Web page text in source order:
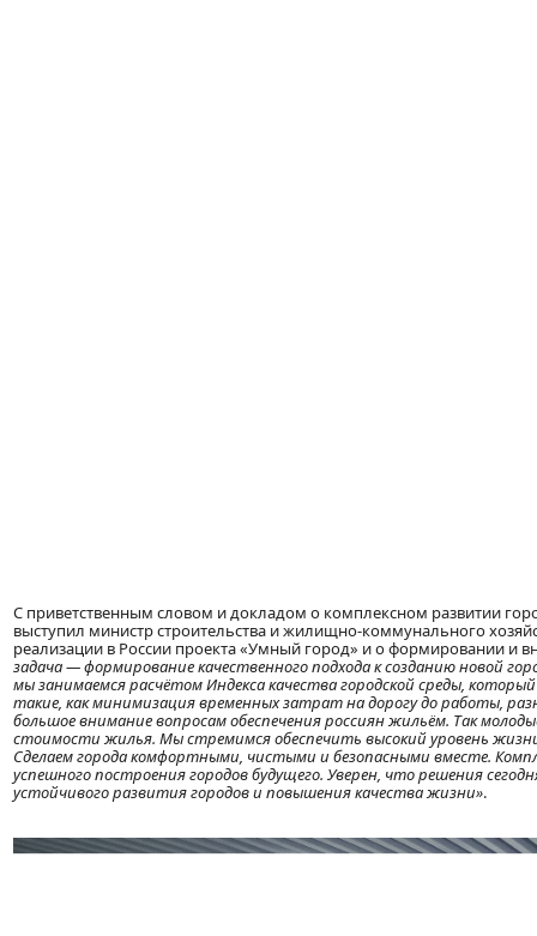
С приветственным словом и докладом о комплексном развитии
выступил министр строительства и жилищно-коммунального
реализации в России проекта «Умный город» и о формировании и
задача — формирование качественного подхода к созданию новой
мы занимаемся расчётом Индекса качества городской среды,
такие, как минимизация временных затрат на дорогу до работы,
большое внимание вопросам обеспечения россиян жильём. Так
стоимости жилья. Мы стремимся обеспечить высокий уровень
Сделаем города комфортными, чистыми и безопасными вместе.
успешного построения городов будущего. Уверен, что решения
устойчивого развития городов и повышения качества жизни».